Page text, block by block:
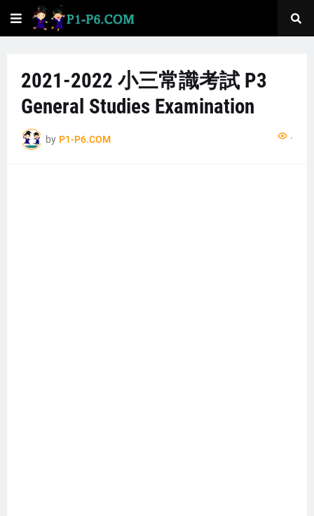
2021-2022 小三常識考試 P3
General Studies Examination
by P1-P6.COM ...